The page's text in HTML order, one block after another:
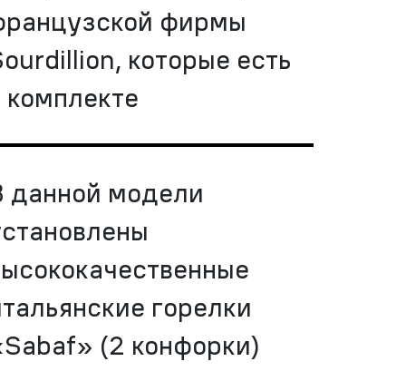
фирмы
которые есть
комплекте
данной модели
горелки
(2 конфорки)